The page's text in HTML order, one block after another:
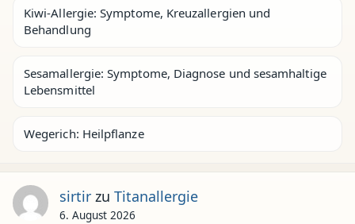
Kiwi-Allergie: Symptome, Kreuzallergien und
Behandlung
Sesamallergie: Symptome, Diagnose und sesamhaltige
Lebensmittel
Wegerich: Heilpflanze
sirtirzu Titanallergie
6. August 2026